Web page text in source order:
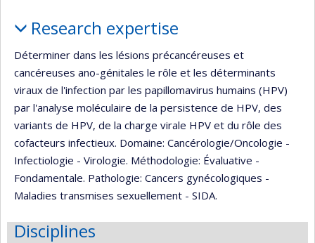
Research expertise
Déterminer dans les lésions précancéreuses et
cancéreuses ano-génitales le rôle et les déterminants
viraux de l'infection par les papillomavirus humains (HPV)
par l'analyse moléculaire de la persistence de HPV, des
variants de HPV, de la charge virale HPV et du rôle des
cofacteurs infectieux. Domaine: Cancérologie/Oncologie -
Infectiologie - Virologie. Méthodologie: Évaluative -
Fondamentale. Pathologie: Cancers gynécologiques -
Maladies transmises sexuellement - SIDA.
Disciplines